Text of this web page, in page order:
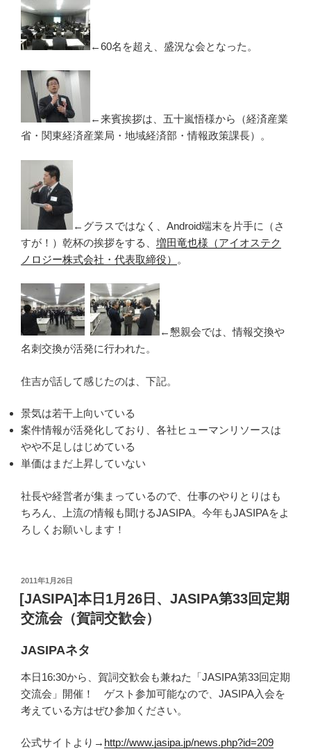
←60名を超え、盛況な会となった。
←来賓挨拶は、五十嵐悟様から（経済産業
省・関東経済産業局・地域経済部・情報政策課長）。
←グラスではなく、Android端末を片手に（さ
すが！）乾杯の挨拶をする、 増田竜也様（アイオステク
ノロジー株式会社・代表取締役）
。
←懇親会では、情報交換や
名刺交換が活発に行われた。
住吉が話して感じたのは、下記。
景気は若干上向いている
案件情報が活発化しており、各社ヒューマンリソースは
やや不足しはじめている
単価はまだ上昇していない
社長や経営者が集まっているので、仕事のやりとりはも
ちろん、上流の情報も聞けるJASIPA。今年もJASIPAをよ
ろしくお願いします！
投
稿
日:
2011年1月26日
[JASIPA]本日1月26日、JASIPA第33回定期
交流会（賀詞交歓会）
JASIPAネタ
本日16:30から、賀詞交歓会も兼ねた「JASIPA第33回定期
交流会」開催！ ゲスト参加可能なので、JASIPA入会を
考えている方はぜひ参加ください。
公式サイトより→ http://www.jasipa.jp/news.php?id=209